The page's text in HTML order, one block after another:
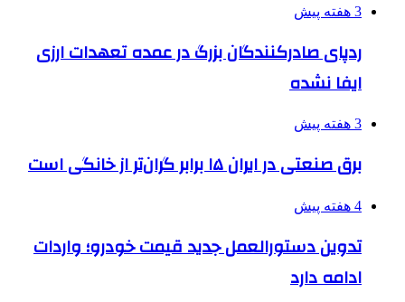
3 هفته پیش
ردپای صادرکنندگان بزرگ در عمده تعهدات ارزی
ایفا نشده
3 هفته پیش
برق صنعتی در ایران ۱۵ برابر گران‌تر از خانگی است
4 هفته پیش
تدوین دستورالعمل جدید قیمت خودرو؛ واردات
ادامه دارد